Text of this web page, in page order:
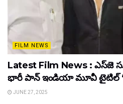
FILM NEWS
Latest Film News : ఎస్‌జె
భారీ పాన్‌ ఇండియా మూవీ టైటిల్
JUNE 27, 2025